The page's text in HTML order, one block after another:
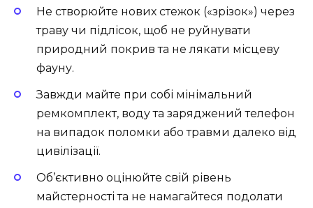
Не створюйте нових стежок («зрізок») через
траву чи підлісок, щоб не руйнувати
природний покрив та не лякати місцеву
фауну.
Завжди майте при собі мінімальний
ремкомплект, воду та заряджений телефон
на випадок поломки або травми далеко від
цивілізації.
Об’єктивно оцінюйте свій рівень
майстерності та не намагайтеся подолати